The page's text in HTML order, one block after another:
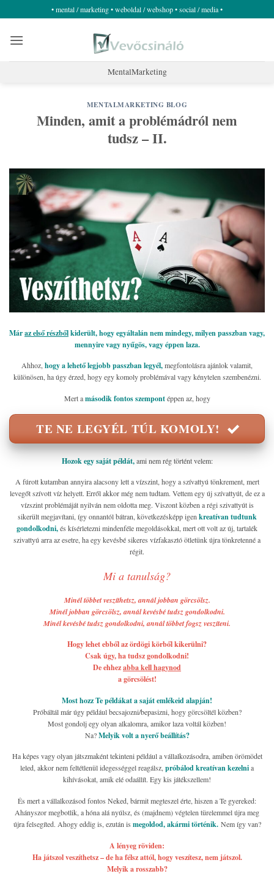
to
content
• mental / marketing • weboldal / webshop • social / media •
MentalMarketing
MENTALMARKETING BLOG
Minden, amit a problémádról nem
tudsz – II.
Máraz első részbőlkiderült, hogy egyáltalán nem mindegy, milyen passzban vagy,
mennyire vagy nyűgös, vagy éppen laza.
Ahhoz,hogy a lehető legjobb passzban legyél,megfontolásra ajánlok valamit,
különösen, ha úgy érzed, hogy egy komoly problémával vagy kénytelen szembenézni.
Mert amásodik fontos szempontéppen az, hogy
TE NE LEGYÉL TÚL KOMOLY!
Hozok egy saját példát,ami nem rég történt velem:
A fúrott kutamban annyira alacsony lett a vízszint, hogy a szívattyú tönkrement, mert
levegőt szívott víz helyett. Erről akkor még nem tudtam. Vettem egy új szívattyút, de ez a
vízszint problémáját nyilván nem oldotta meg. Viszont közben a régi szivattyút is
sikerült megjavítani, így onnantól bátran, következésképp igenkreatívan tudtunk
gondolkodni,és kísérletezni mindenféle megoldásokkal, mert ott volt az új, tartalék
szivattyú arra az esetre, ha egy kevésbé sikeres vízfakasztó ötletünk újra tönkretenné a
régit.
Mi a tanulság?
Minél többet veszíthetsz, annál jobban görcsölsz.
Minél jobban görcsölsz, annál kevésbé tudsz gondolkodni.
Minél kevésbé tudsz gondolkodni, annál többet fogsz veszíteni.
Hogy lehet ebből az ördögi körből kikerülni?
Csak úgy, ha tudsz gondolkodni!
De ehhezabba kell hagynod
a görcsölést!
Most hozz Te példákat a saját emlékeid alapján!
Próbáltál már úgy például becsajozni/bepasizni, hogy görcsöltél közben?
Most gondolj egy olyan alkalomra, amikor laza voltál közben!
Na?Melyik volt a nyerő beállítás?
Ha képes vagy olyan játszmaként tekinteni például a vállalkozásodra, amiben örömödet
leled, akkor nem feltétlenül idegességgel reagálsz,próbálod kreatívan kezelnia
kihívásokat, amik elé odaállít. Egy kis játékszellem!
És mert a vállalkozásod fontos Neked, bármit megteszel érte, hiszen a Te gyereked:
Ahányszor megbotlik, a hóna alá nyúlsz, és (majdnem) végtelen türelemmel újra meg
újra felsegíted. Ahogy eddig is, ezután is megoldod, akármi történik. Nem így van?
A lényeg röviden:
Ha játszol veszíthetsz – de ha félsz attól, hogy veszítesz, nem játszol.
Melyik a rosszabb?